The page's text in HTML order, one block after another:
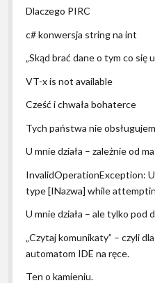
Dlaczego PIRC
c# konwersja string na int
„Skąd brać dane o tym co się
VT-x is not available
Cześć i chwała bohaterce
Tych państwa nie
U mnie działa – zależnie od
InvalidOperationException:
type [INazwa] while
U mnie działa – ale tylko pod
„Czytaj komunikaty” – czyli
automatom IDE na ręce.
Ten o kamieniu.